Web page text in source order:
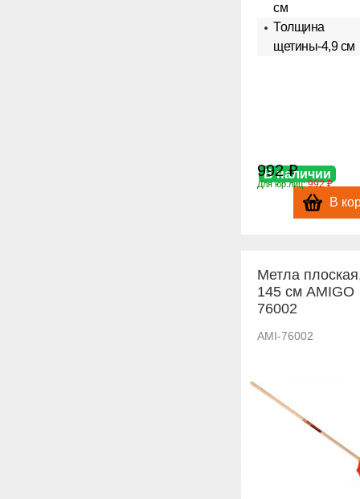
см
Толщина
щетины-4,9 см
В наличии
992 ₽
Для юр.лиц:992 ₽
В
Метла
145 см AMIGO
76002
AMI-76002